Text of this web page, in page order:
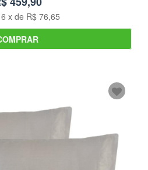
6 x de R$ 76,65